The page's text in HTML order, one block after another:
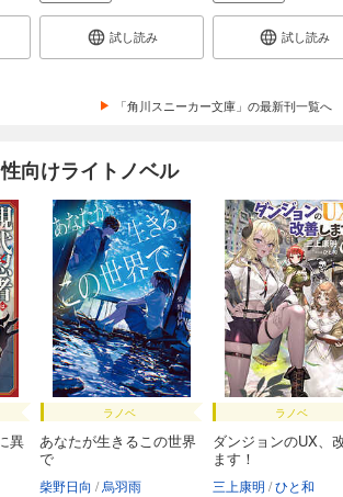
試し読み 試し読み
「角川スニーカー文庫」の最新刊一覧へ
向けライトノベル
異
ラノベ
あなたが生きるこの世界
で
柴野日向 烏羽雨
ラノベ
ダンジョンのUX、
ます！
三上康明 ひと和